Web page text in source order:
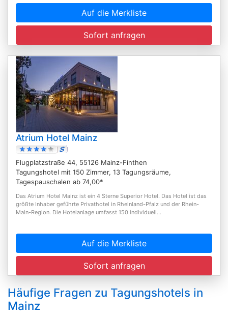
Auf die Merkliste
Sofort anfragen
Atrium Hotel Mainz
Flugplatzstraße 44, 55126 Mainz-Finthen
Tagungshotel mit 150 Zimmer, 13 Tagungsräume,
Tagespauschalen ab 74,00*
Das Atrium Hotel Mainz ist ein 4 Sterne Superior Hotel. Das Hotel ist das
größte Inhaber geführte Privathotel in Rheinland-Pfalz und der Rhein-
Main-Region. Die Hotelanlage umfasst 150 individuell...
Auf die Merkliste
Sofort anfragen
Häufige Fragen zu Tagungshotels in
Mainz